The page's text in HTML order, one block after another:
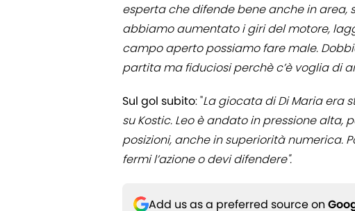
esperta che difende bene anche in area,
abbiamo aumentato i giri del motore,
campo aperto possiamo fare male.
partita ma fiduciosi perchè c’è voglia di
Sul gol subito: "La giocata di Di Maria era
su Kostic. Leo è andato in pressione alta,
posizioni, anche in superiorità numerica.
fermi l’azione o devi difendere".
Add us as a preferred source on